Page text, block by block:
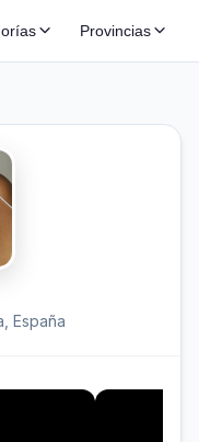
Provincias
España